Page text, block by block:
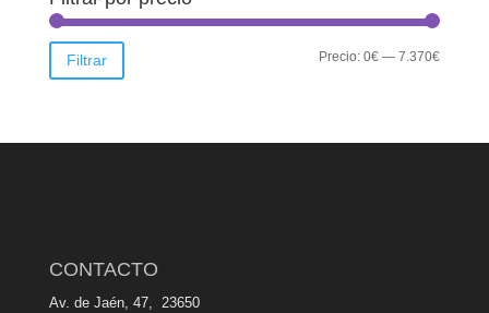
Precio
Precio
Filtrar Precio:0€ —7.370€
CONTACTO
Av. de Jaén, 47, 23650